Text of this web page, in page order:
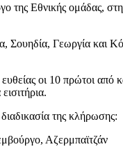
της Εθνικής ομάδας,
Σουηδία, Γεωργία και
οι 10 πρώτοι
της κλήρωσης:
Αζερμπαϊτζάν